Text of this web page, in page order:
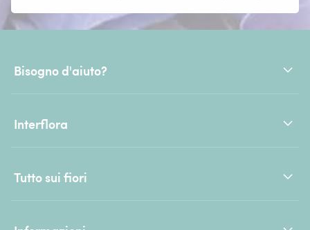
Bisogno d'aiuto?
Interflora
Tutto sui fiori